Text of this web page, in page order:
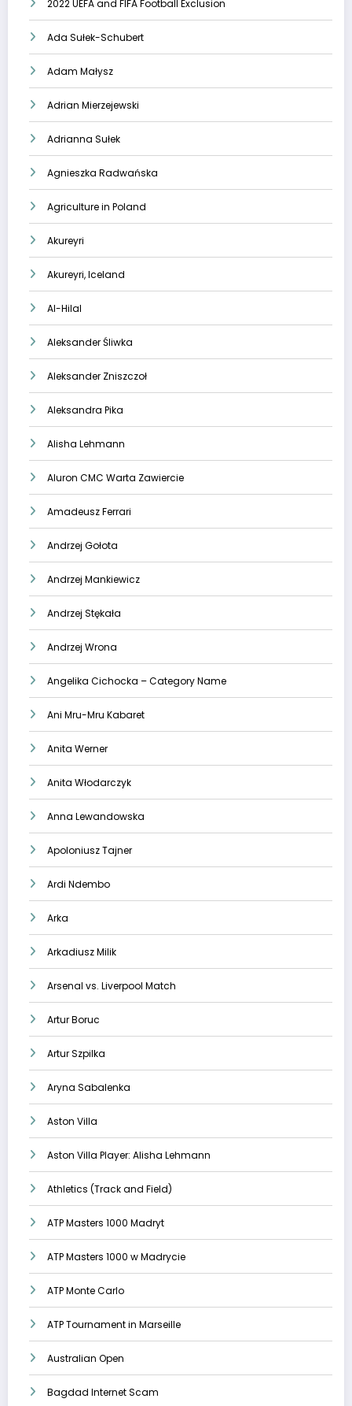
2022 UEFA and FIFA Football Exclusion
Ada Sułek-Schubert
Adam Małysz
Adrian Mierzejewski
Adrianna Sułek
Agnieszka Radwańska
Agriculture in Poland
Akureyri
Akureyri, Iceland
Al-Hilal
Aleksander Śliwka
Aleksander Zniszczoł
Aleksandra Pika
Alisha Lehmann
Aluron CMC Warta Zawiercie
Amadeusz Ferrari
Andrzej Gołota
Andrzej Mankiewicz
Andrzej Stękała
Andrzej Wrona
Angelika Cichocka – Category Name
Ani Mru-Mru Kabaret
Anita Werner
Anita Włodarczyk
Anna Lewandowska
Apoloniusz Tajner
Ardi Ndembo
Arka
Arkadiusz Milik
Arsenal vs. Liverpool Match
Artur Boruc
Artur Szpilka
Aryna Sabalenka
Aston Villa
Aston Villa Player: Alisha Lehmann
Athletics (Track and Field)
ATP Masters 1000 Madryt
ATP Masters 1000 w Madrycie
ATP Monte Carlo
ATP Tournament in Marseille
Australian Open
Bagdad Internet Scam